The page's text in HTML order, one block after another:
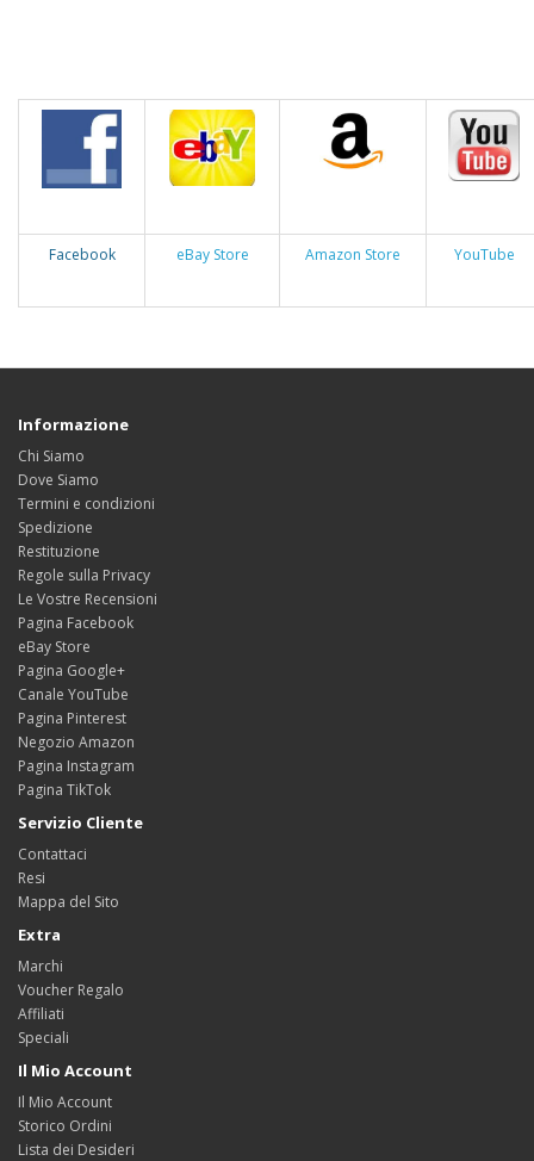
Facebook eBay Store Amazon Store YouTube
Informazione
Chi Siamo
Dove Siamo
Termini e condizioni
Spedizione
Restituzione
Regole sulla Privacy
Le Vostre Recensioni
Pagina Facebook
eBay Store
Pagina Google+
Canale YouTube
Pagina Pinterest
Negozio Amazon
Pagina Instagram
Pagina TikTok
Servizio Cliente
Contattaci
Resi
Mappa del Sito
Extra
Marchi
Voucher Regalo
Affiliati
Speciali
Il Mio Account
Il Mio Account
Storico Ordini
Lista dei Desideri